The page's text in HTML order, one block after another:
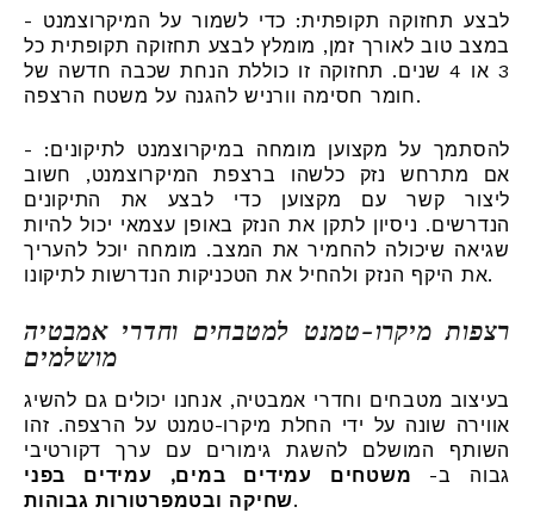
- לבצע תחזוקה תקופתית: כדי לשמור על המיקרוצמנט
במצב טוב לאורך זמן, מומלץ לבצע תחזוקה תקופתית כל
3 או 4 שנים. תחזוקה זו כוללת הנחת שכבה חדשה של
חומר חסימה וורניש להגנה על משטח הרצפה.
- להסתמך על מקצוען מומחה במיקרוצמנט לתיקונים:
אם מתרחש נזק כלשהו ברצפת המיקרוצמנט, חשוב
ליצור קשר עם מקצוען כדי לבצע את התיקונים
הנדרשים. ניסיון לתקן את הנזק באופן עצמאי יכול להיות
שגיאה שיכולה להחמיר את המצב. מומחה יוכל להעריך
את היקף הנזק ולהחיל את הטכניקות הנדרשות לתיקונו.
רצפות מיקרו-טמנט למטבחים וחדרי אמבטיה
מושלמים
בעיצוב מטבחים וחדרי אמבטיה, אנחנו יכולים גם להשיג
אווירה שונה על ידי החלת מיקרו-טמנט על הרצפה. זהו
השותף המושלם להשגת גימורים עם ערך דקורטיבי
גבוה ב- משטחים עמידים במים, עמידים בפני
שחיקה ובטמפרטורות גבוהות.